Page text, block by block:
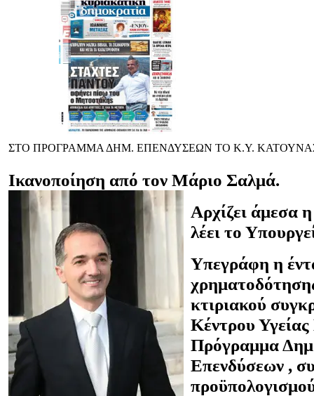
ΣΤΟ ΠΡΟΓΡΑΜΜΑ ΔΗΜ. ΕΠΕΝΔΥΣΕΩΝ ΤΟ Κ.Υ.
Ικανοποίηση από τον Μάριο Σαλμά.
Αρχίζει άμεσα
λέει το
Υπεγράφη η
κτιριακού
Κέντρου
Πρόγραμμα
Επενδύσεων ,